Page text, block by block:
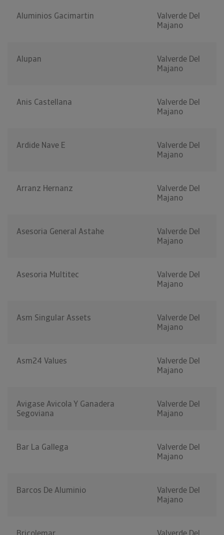
Aluminios Gacimartin
Valverde Del
Majano
Alupan
Valverde Del
Majano
Anis Castellana
Valverde Del
Majano
Ardide Nave E
Valverde Del
Majano
Arranz Hernanz
Valverde Del
Majano
Asesoria General Astahe
Valverde Del
Majano
Asesoria Multitec
Valverde Del
Majano
Asm Singular Assets
Valverde Del
Majano
Asm24 Values
Valverde Del
Majano
Avigase Avicola Y Ganadera
Segoviana
Valverde Del
Majano
Bar La Gallega
Valverde Del
Majano
Barcos De Aluminio
Valverde Del
Majano